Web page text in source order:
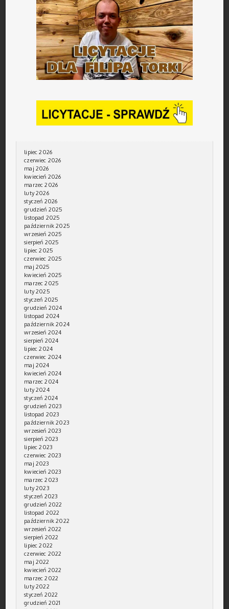
lipiec 2026
czerwiec 2026
maj 2026
kwiecień 2026
marzec 2026
luty 2026
styczeń 2026
grudzień 2025
listopad 2025
październik 2025
wrzesień 2025
sierpień 2025
lipiec 2025
czerwiec 2025
maj 2025
kwiecień 2025
marzec 2025
luty 2025
styczeń 2025
grudzień 2024
listopad 2024
październik 2024
wrzesień 2024
sierpień 2024
lipiec 2024
czerwiec 2024
maj 2024
kwiecień 2024
marzec 2024
luty 2024
styczeń 2024
grudzień 2023
listopad 2023
październik 2023
wrzesień 2023
sierpień 2023
lipiec 2023
czerwiec 2023
maj 2023
kwiecień 2023
marzec 2023
luty 2023
styczeń 2023
grudzień 2022
listopad 2022
październik 2022
wrzesień 2022
sierpień 2022
lipiec 2022
czerwiec 2022
maj 2022
kwiecień 2022
marzec 2022
luty 2022
styczeń 2022
grudzień 2021